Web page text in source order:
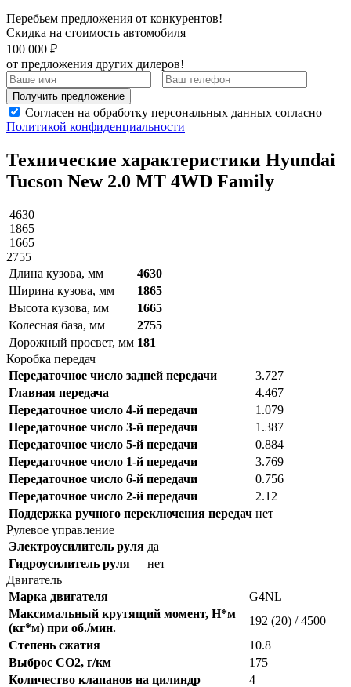
Перебьем предложения от конкурентов!
Скидка на стоимость автомобиля
100 000 ₽
от предложения других дилеров!
Получить предложение
Согласен на обработку персональных данных согласно
Политикой конфиденциальности
Технические характеристики Hyundai
Tucson New 2.0 MT 4WD Family
4630
1865
1665
2755
Длина кузова, мм
4630
Ширина кузова, мм
1865
Высота кузова, мм
1665
Колесная база, мм
2755
Дорожный просвет, мм 181
Коробка передач
Передаточное число задней передачи
3.727
Главная передача
4.467
Передаточное число 4-й передачи
1.079
Передаточное число 3-й передачи
1.387
Передаточное число 5-й передачи
0.884
Передаточное число 1-й передачи
3.769
Передаточное число 6-й передачи
0.756
Передаточное число 2-й передачи
2.12
Поддержка ручного переключения передач нет
Рулевое управление
Электроусилитель руля да
Гидроусилитель руля
нет
Двигатель
Марка двигателя
G4NL
Максимальный крутящий момент, Н*м
(кг*м) при об./мин.
192 (20) / 4500
Степень сжатия
10.8
Выброс CO2, г/км
175
Количество клапанов на цилиндр
4